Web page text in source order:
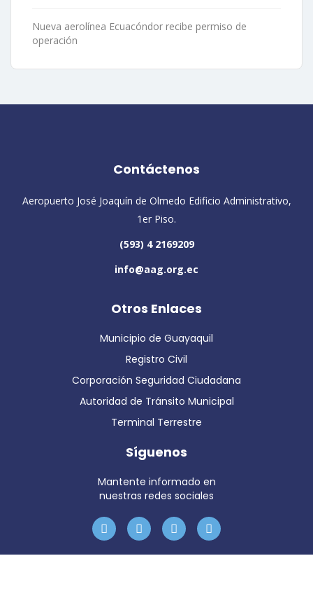
Nueva aerolínea Ecuacóndor recibe permiso de
operación
Contáctenos
Aeropuerto José Joaquín de Olmedo Edificio Administrativo,
1er Piso.
(593) 4 2169209
info@aag.org.ec
Otros Enlaces
Municipio de Guayaquil
Registro Civil
Corporación Seguridad Ciudadana
Autoridad de Tránsito Municipal
Terminal Terrestre
Síguenos
Mantente informado en
nuestras redes sociales